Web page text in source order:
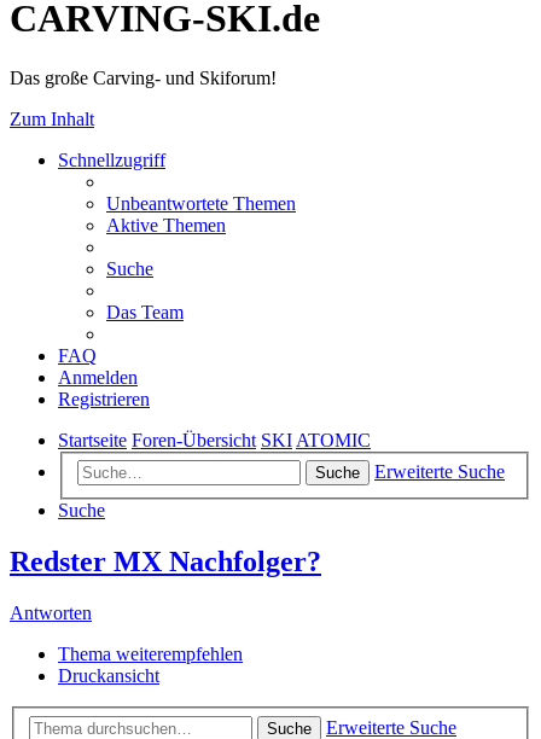
CARVING-SKI.de
Das große Carving- und Skiforum!
Zum Inhalt
Schnellzugriff
Unbeantwortete Themen
Aktive Themen
Suche
Das Team
FAQ
Anmelden
Registrieren
Startseite Foren-Übersicht SKI ATOMIC
Suche
Erweiterte Suche
Suche
Redster MX Nachfolger?
Antworten
Thema weiterempfehlen
Druckansicht
Suche
Erweiterte Suche